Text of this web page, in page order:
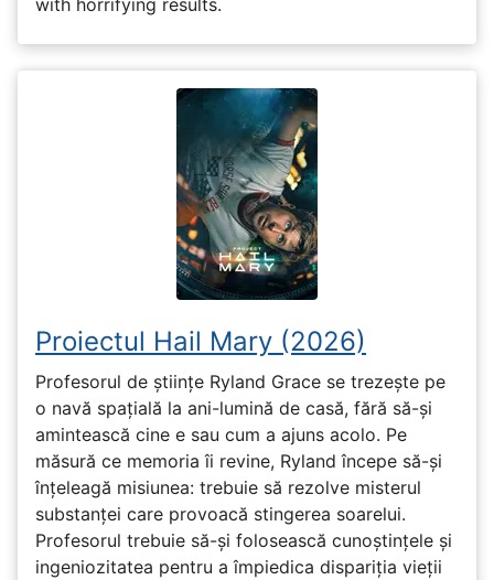
with horrifying results.
Proiectul Hail Mary (2026)
Profesorul de științe Ryland Grace se trezește pe
o navă spațială la ani-lumină de casă, fără să-și
amintească cine e sau cum a ajuns acolo. Pe
măsură ce memoria îi revine, Ryland începe să-și
înțeleagă misiunea: trebuie să rezolve misterul
substanței care provoacă stingerea soarelui.
Profesorul trebuie să-și folosească cunoștințele și
ingeniozitatea pentru a împiedica dispariția vieții